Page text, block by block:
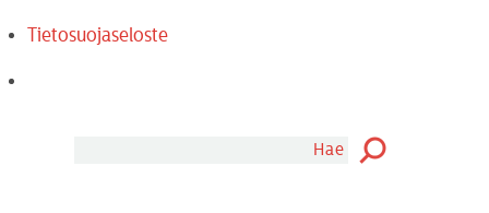
Tietosuojaseloste